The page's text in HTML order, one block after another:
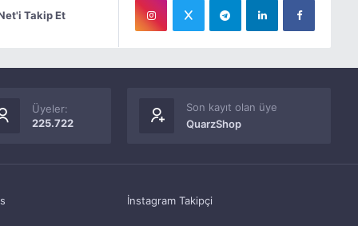
Takip Et
Üyeler:
225.722
Son kayıt olan üye
QuarzShop
İnstagram Takipçi